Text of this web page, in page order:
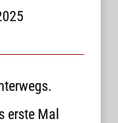
erste Mal